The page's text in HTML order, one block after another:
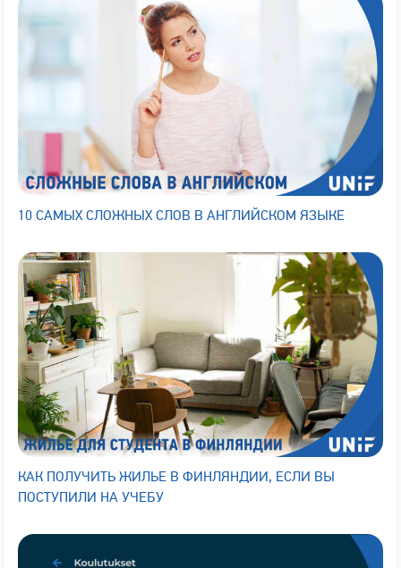
10 САМЫХ СЛОЖНЫХ СЛОВ В АНГЛИЙСКОМ ЯЗЫКЕ
КАК ПОЛУЧИТЬ ЖИЛЬЕ В ФИНЛЯНДИИ, ЕСЛИ ВЫ
ПОСТУПИЛИ НА УЧЕБУ